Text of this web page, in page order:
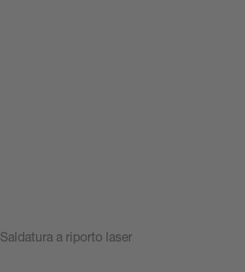
Saldatura a riporto laser